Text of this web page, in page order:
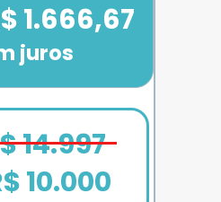
1.666,67
juros
14.997
10.000